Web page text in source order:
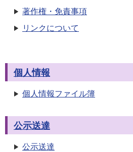
著作権・免責事項
リンクについて
個人情報
個人情報ファイル簿
公示送達
公示送達